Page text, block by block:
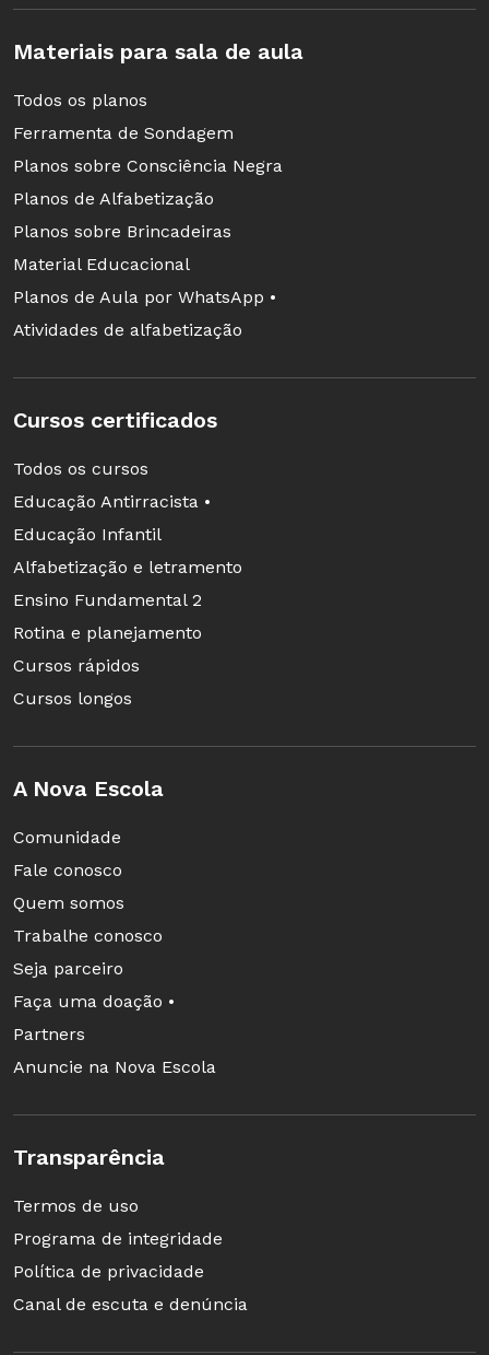
Materiais para sala de aula
Todos os planos
Ferramenta de Sondagem
Planos sobre Consciência Negra
Planos de Alfabetização
Planos sobre Brincadeiras
Material Educacional
Planos de Aula por WhatsApp •
Atividades de alfabetização
Cursos certificados
Todos os cursos
Educação Antirracista •
Educação Infantil
Alfabetização e letramento
Ensino Fundamental 2
Rotina e planejamento
Cursos rápidos
Cursos longos
A Nova Escola
Comunidade
Fale conosco
Quem somos
Trabalhe conosco
Seja parceiro
Faça uma doação •
Partners
Anuncie na Nova Escola
Transparência
Termos de uso
Programa de integridade
Política de privacidade
Canal de escuta e denúncia